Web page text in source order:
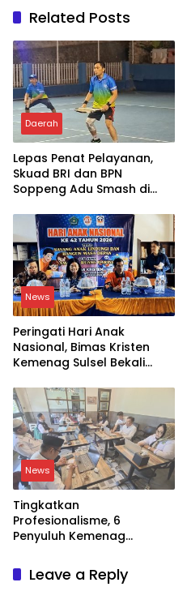
Related Posts
Daerah
Lepas Penat Pelayanan,
Skuad BRI dan BPN
Soppeng Adu Smash di
News
Peringati Hari Anak
Nasional, Bimas Kristen
Kemenag Sulsel Bekali
News
Tingkatkan
Profesionalisme, 6
Penyuluh Kemenag
Kenaikan Jabatan
Leave a Reply